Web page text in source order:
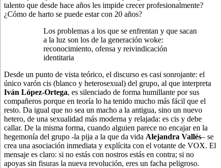
talento que desde hace años les impide crecer profesionalmente?
¿Cómo de harto se puede estar con 20 años?
Los problemas a los que se enfrentan y que sacan
a la luz son los de la generación woke:
reconocimiento, ofensa y reivindicación
identitaria
Desde un punto de vista teórico, el discurso es casi sonrojante: el
único varón cis (blanco y heterosexual) del grupo, al que interpreta
Iván López-Ortega, es silenciado de forma humillante por sus
compañeros porque en teoría lo ha tenido mucho más fácil que el
resto. Da igual que no sea un macho a la antigua, sino un nuevo
hetero, de una sexualidad más moderna y relajada: es cis y debe
callar. De la misma forma, cuando alguien parece no encajar en la
hegemonía del grupo -la pija a la que da vida Alejandra Vallés– se
crea una asociación inmediata y explícita con el votante de VOX. El
mensaje es claro: si no estás con nostros estás en contra; si no
apoyas sin fisuras la nueva revolución, eres un facha peligroso.